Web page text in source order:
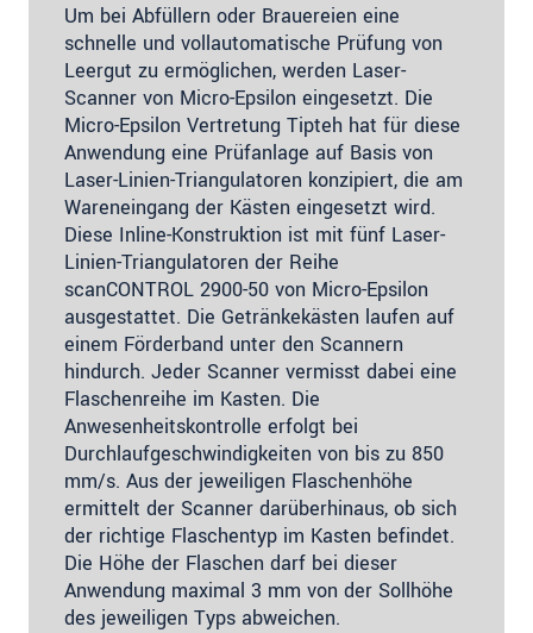
Um bei Abfüllern oder Brauereien eine
schnelle und vollautomatische Prüfung von
Leergut zu ermöglichen, werden Laser-
Scanner von Micro-Epsilon eingesetzt. Die
Micro-Epsilon Vertretung Tipteh hat für diese
Anwendung eine Prüfanlage auf Basis von
Laser-Linien-Triangulatoren konzipiert, die am
Wareneingang der Kästen eingesetzt wird.
Diese Inline-Konstruktion ist mit fünf Laser-
Linien-Triangulatoren der Reihe
scanCONTROL 2900-50 von Micro-Epsilon
ausgestattet. Die Getränkekästen laufen auf
einem Förderband unter den Scannern
hindurch. Jeder Scanner vermisst dabei eine
Flaschenreihe im Kasten. Die
Anwesenheitskontrolle erfolgt bei
Durchlaufgeschwindigkeiten von bis zu 850
mm/s. Aus der jeweiligen Flaschenhöhe
ermittelt der Scanner darüberhinaus, ob sich
der richtige Flaschentyp im Kasten befindet.
Die Höhe der Flaschen darf bei dieser
Anwendung maximal 3 mm von der Sollhöhe
des jeweiligen Typs abweichen.